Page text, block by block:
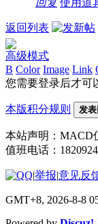
返回列表
高级模式
B Color Image Link
您需要登录后才可
本版积分规则 发
本站声明：MACD
值班电话：
|举报|意见反
GMT+8, 2026-8-8